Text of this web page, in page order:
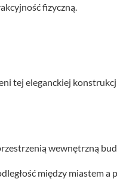
fizyczną.
tej eleganckiej
wewnętrzną
między miastem a